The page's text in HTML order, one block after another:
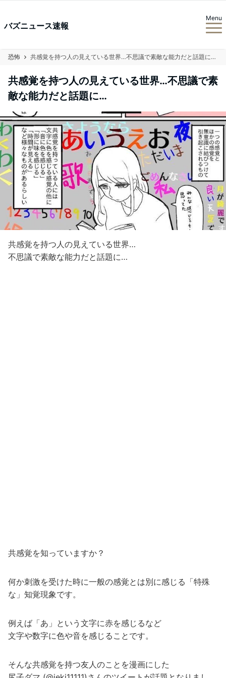
バズニュース速報
Menu
恐怖 共感覚を持つ人の見えている世界…不思議で素敵な能力だと話題に…
共感覚を持つ人の見えている世界…不思議で素
敵な能力だと話題に…
共感覚を持つ人の見えている世界…
不思議で素敵な能力だと話題に…
共感覚を知っていますか？
何か刺激を受けた時に一般の感覚とは別に感じる「特殊
な」知覚現象です。
例えば「あ」という文字に赤を感じるなど
文字や数字に色や音を感じることです。
そんな共感覚を持つ友人のことを漫画にした